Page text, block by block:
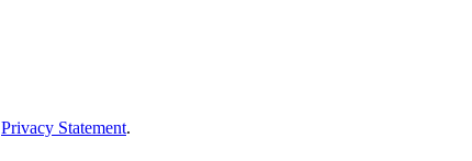
Privacy Statement.